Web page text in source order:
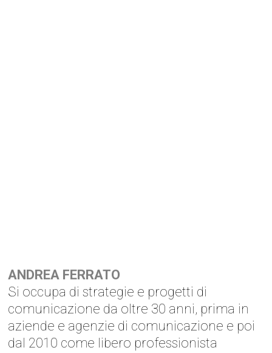
ANDREA FERRATO
Si occupa di strategie e progetti di
comunicazione da oltre 30 anni, prima in
aziende e agenzie di comunicazione e poi
dal 2010 come libero professionista